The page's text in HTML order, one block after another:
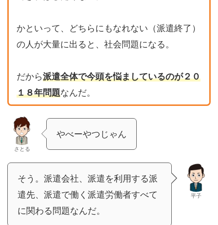
かといって、どちらにもなれない（派遣終了）
の人が大量に出ると、社会問題になる。
だから派遣全体で今頭を悩ましているのが２０
１８年問題なんだ。
さとる
やべーやつじゃん
そう。派遣会社、派遣を利用する派
遣先、派遣で働く派遣労働者すべて
に関わる問題なんだ。
平子